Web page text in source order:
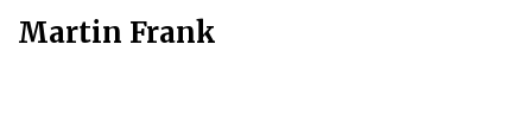
Martin Frank